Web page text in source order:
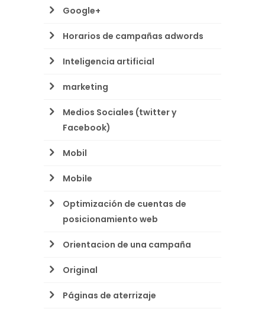
Google+
Horarios de campañas adwords
Inteligencia artificial
marketing
Medios Sociales (twitter y
Facebook)
Mobil
Mobile
Optimización de cuentas de
posicionamiento web
Orientacion de una campaña
Original
Páginas de aterrizaje